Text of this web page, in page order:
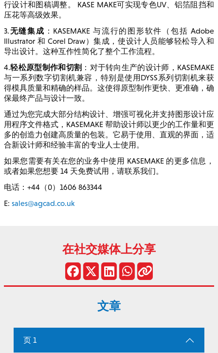
行设计和图稿调整。 KASE MAKE可实现专色UV、铝箔阻挡和
压花等高级效果。
3.无缝集成 ：KASEMAKE 与流行的图形软件（包括 Adobe
Illustrator 和 Corel Draw）集成，使设计人员能够轻松导入和
导出设计。这种互作性简化了整个工作流程。
4.轻松原型制作和切割 ：对于转向生产的设计师，KASEMAKE
与一系列数字切割机兼容，特别是使用DYSS系列切割机来获
得模具质量和精确的样品。这使得原型制作更快、更准确，确
保最终产品与设计一致。
通过为您完成大部分结构设计、增强可视化并支持图形设计应
用程序文件格式，KASEMAKE 帮助设计师以更少的工作量和更
多的创造力创建高质量的包装。它易于使用、直观的界面，适
合新设计师和经验丰富的专业人士使用。
如果您需要有关在您的业务中使用 KASEMAKE 的更多信息，
或者如果您想要 14 天免费试用，请联系我们。
电话：+44（0）1606 863344
E: sales@agcad.co.uk
在社交媒体上分享
文章
页 1